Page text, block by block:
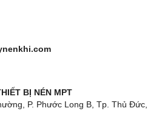
BỊ NÉN MPT
P. Phước Long B, Tp. Thủ Đức,